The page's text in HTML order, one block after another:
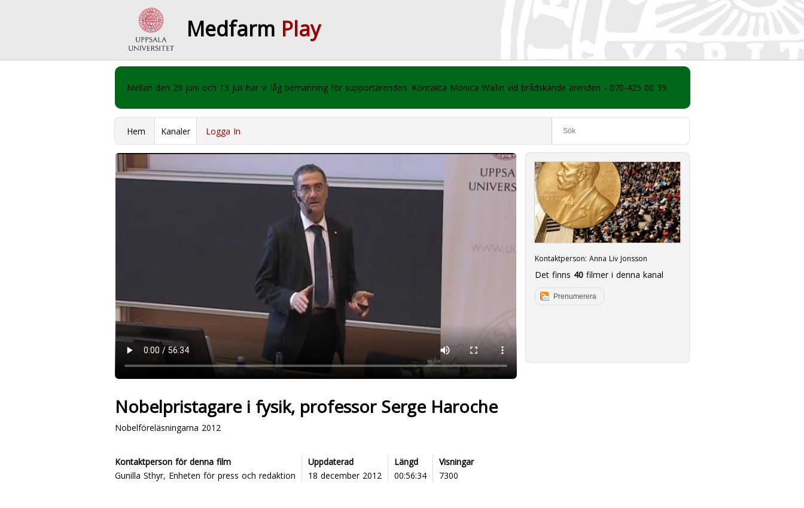
Medfarm Play
Mellan den 29 juni och 13 juli har vi låg bemanning för supportärenden. Kontakta Monica Wallin vid brådskande ärenden - 070-425 00 39.
Hem Kanaler Logga In
Kontaktperson: Anna Liv Jonsson
Det finns 40filmer i denna kanal
Prenumerera
Nobelpristagare i fysik, professor Serge Haroche
Nobelföreläsningarna 2012
Kontaktperson för denna film
Gunilla Sthyr, Enheten för press och redaktion
Uppdaterad
18 december 2012
Längd
00:56:34
Visningar
7300